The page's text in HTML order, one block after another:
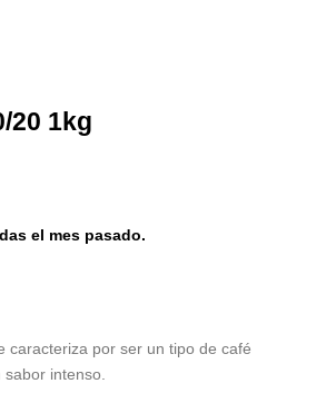
20 1kg
el mes pasado.
caracteriza por ser un tipo de café
intenso.